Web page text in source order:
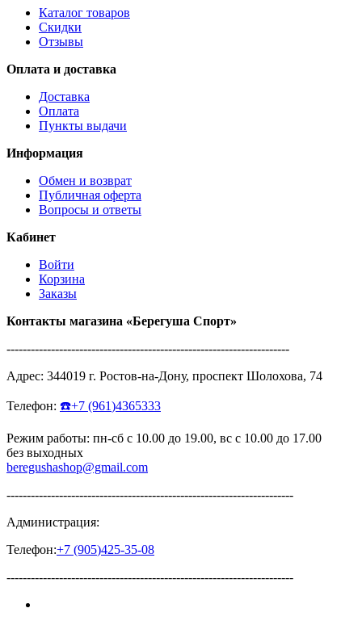
Каталог товаров
Скидки
Отзывы
Оплата и доставка
Доставка
Оплата
Пункты выдачи
Информация
Обмен и возврат
Публичная оферта
Вопросы и ответы
Кабинет
Войти
Корзина
Заказы
Контакты магазина «Берегуша Спорт»
----------------------------------------------------------------------
Адрес: 344019 г. Ростов-на-Дону, проспект Шолохова, 74
Телефон: ☎️+7 (961)4365333
Режим работы: пн-сб с 10.00 до 19.00, вс с 10.00 до 17.00
без выходных
beregushashop@gmail.com
-----------------------------------------------------------------------
Администрация:
Телефон:+7 (905)425-35-08
-----------------------------------------------------------------------